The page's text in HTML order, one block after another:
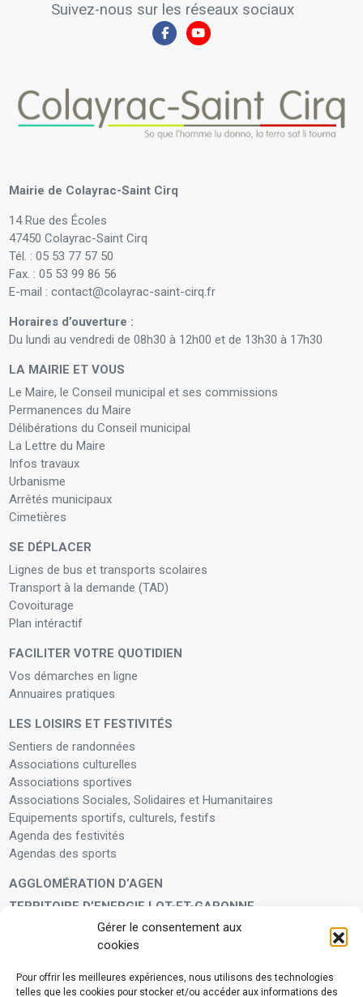
Gérer le consentement aux
cookies
Pour offrir les meilleures expériences, nous utilisons des technologies
telles que les cookies pour stocker et/ou accéder aux informations des
Suivez-nous sur les réseaux sociaux
Mairie de Colayrac-Saint Cirq
14 Rue des Écoles
47450 Colayrac-Saint Cirq
Tél. : 05 53 77 57 50
Fax. : 05 53 99 86 56
E-mail : contact@colayrac-saint-cirq.fr
Horaires d’ouverture :
Du lundi au vendredi de 08h30 à 12h00 et de 13h30 à 17h30
LA MAIRIE ET VOUS
Le Maire, le Conseil municipal et ses commissions
Permanences du Maire
Délibérations du Conseil municipal
La Lettre du Maire
Infos travaux
Urbanisme
Arrêtés municipaux
Cimetières
SE DÉPLACER
Lignes de bus et transports scolaires
Transport à la demande (TAD)
Covoiturage
Plan intéractif
FACILITER VOTRE QUOTIDIEN
Vos démarches en ligne
Annuaires pratiques
LES LOISIRS ET FESTIVITÉS
Sentiers de randonnées
Associations culturelles
Associations sportives
Associations Sociales, Solidaires et Humanitaires
Equipements sportifs, culturels, festifs
Agenda des festivités
Agendas des sports
AGGLOMÉRATION D’AGEN
TERRITOIRE D’ENERGIE LOT-ET-GARONNE
Enfants et adolescents